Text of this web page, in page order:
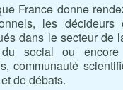
France donne
les
dans le secteur de
du social ou
communauté
de débats.